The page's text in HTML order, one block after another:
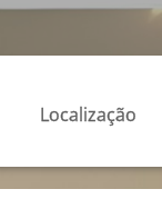
Localização